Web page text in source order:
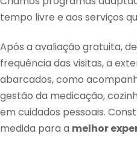
tempo livre e aos serviços
Após a avaliação gratuita,
frequência das visitas, a
abarcados, como
gestão da medicação,
em cuidados pessoais.
medida para a melhor